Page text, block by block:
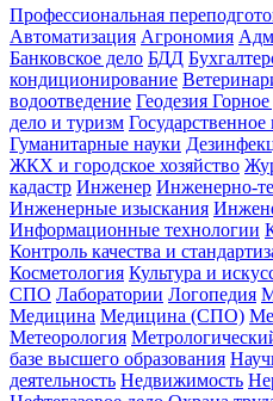
Профессиональная
Автоматизация Агрономия
Банковское дело БДД
кондиционирование
водоотведение Геодезия Горное
дело и туризм
Гуманитарные науки
ЖКХ и городское хозяйство
кадастр Инженер Инженерно-
Инженерные изыскания
Информационные технологии
Контроль качества и
Косметология Культура и
СПО Лаборатории Логопедия
Медицина Медицина (СПО)
Метеорология
базе высшего образования
деятельность Недвижимость